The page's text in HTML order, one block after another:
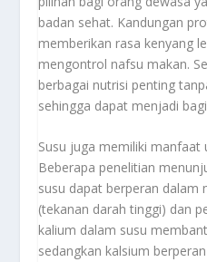
badan sehat. Kandungan
memberikan rasa kenyang
mengontrol nafsu makan.
berbagai nutrisi penting
sehingga dapat menjadi
Susu juga memiliki manfaat
Beberapa penelitian
susu dapat berperan dalam
(tekanan darah tinggi) dan
kalium dalam susu
sedangkan kalsium